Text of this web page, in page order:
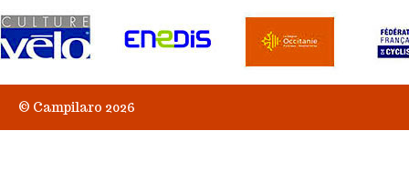
© Campilaro 2026